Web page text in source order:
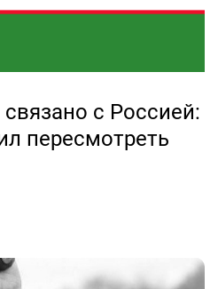
связано с Россией:
пересмотреть